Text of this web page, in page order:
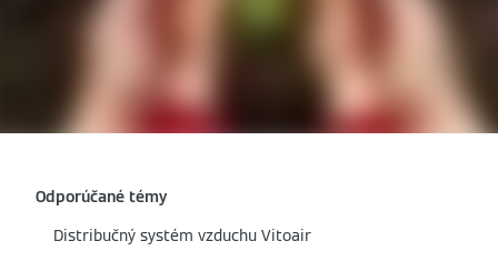
Odporúčané témy
Distribučný systém vzduchu Vitoair